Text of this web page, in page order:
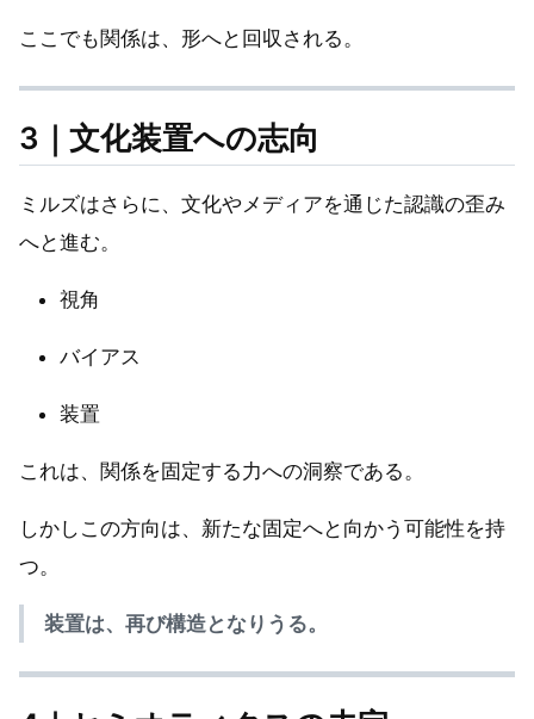
ここでも関係は、形へと回収される。
3｜文化装置への志向
ミルズはさらに、文化やメディアを通じた認識の歪み
へと進む。
視角
バイアス
装置
これは、関係を固定する力への洞察である。
しかしこの方向は、新たな固定へと向かう可能性を持
つ。
装置は、再び構造となりうる。